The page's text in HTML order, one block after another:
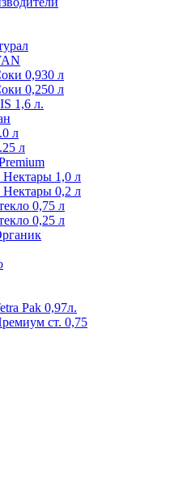
0,930 л
0,250 л
1,6 л.
л
л
1,0 л
0,2 л
0,75 л
0,25 л
Pak 0,97л.
ст. 0,75